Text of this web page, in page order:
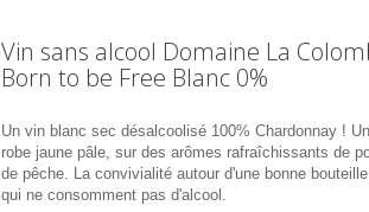
Vin sans alcool Domaine La
Born to be Free Blanc 0%
Un vin blanc sec désalcoolisé 100% Chardonnay !
robe jaune pâle, sur des arômes rafraîchissants de
de pêche. La convivialité autour d'une bonne
qui ne consomment pas d'alcool.